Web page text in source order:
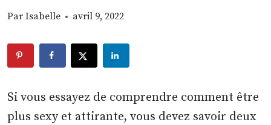
Par Isabelle avril 9, 2022
Si vous essayez de comprendre comment être
plus sexy et attirante, vous devez savoir deux